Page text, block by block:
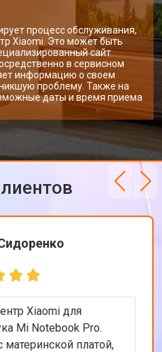
процесс обслуживания,
Xiaomi. Это может быть
сайт
в сервисном
информацию о своем
проблему. Также на
даты и время приема
Xiaomi для
Mi Notebook Pro.
платой,